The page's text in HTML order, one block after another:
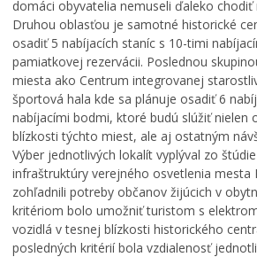
domáci obyvatelia nemuseli ďaleko
Druhou oblasťou je samotné historické
osadiť 5 nabíjacích staníc s 10-timi
pamiatkovej rezervácii. Poslednou
miesta ako Centrum integrovanej
športová hala kde sa plánuje osadiť 6
nabíjacími bodmi, ktoré budú slúžiť nielen
blízkosti týchto miest, ale aj ostatným
Výber jednotlivých lokalít vyplýval zo
infraštruktúry verejného osvetlenia mesta
zohľadnili potreby občanov žijúcich v
kritériom bolo umožniť turistom s
vozidlá v tesnej blízkosti historického
posledných kritérií bola vzdialenosť